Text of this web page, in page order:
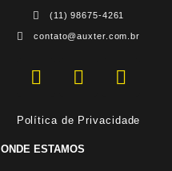
(11) 98675-4261
contato@auxter.com.br
Política de Privacidade
ONDE ESTAMOS